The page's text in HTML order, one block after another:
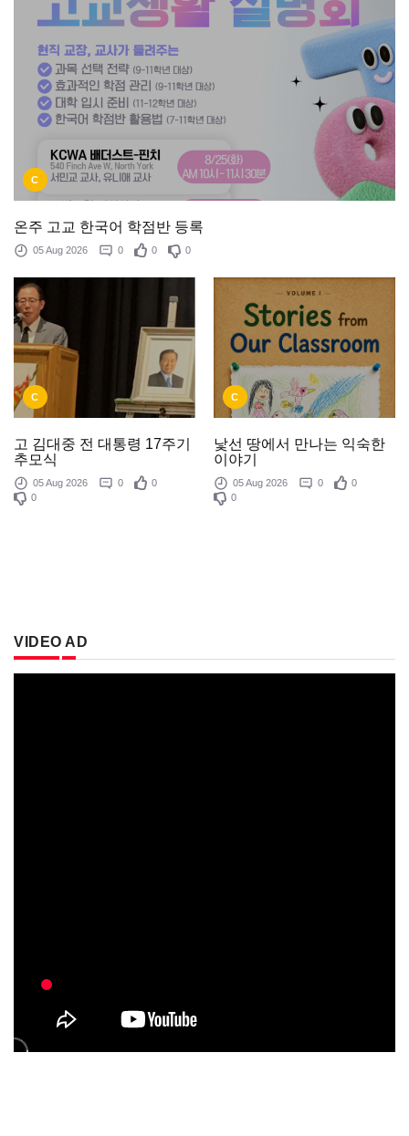
C
온주 고교 한국어 학점반 등록
05 Aug 2026 0 0 0
C
고 김대중 전 대통령 17주기
추모식
05 Aug 2026 0
0
0
C
낯선 땅에서 만나는 익숙한
이야기
05 Aug 2026 0
0
0
VIDEO AD